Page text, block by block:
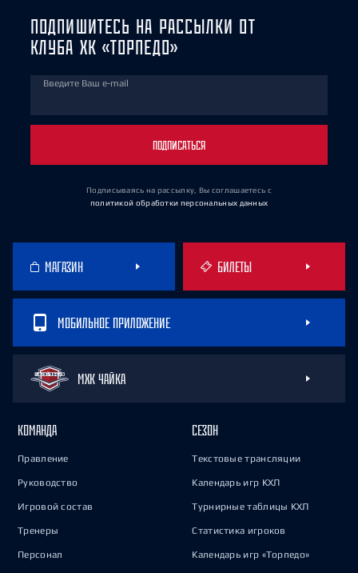
ПОДПИШИТЕСЬ НА РАССЫЛКИ ОТ
КЛУБА ХК «ТОРПЕДО»
Введите Ваш e-mail
ПОДПИСАТЬСЯ
Подписываясь на рассылку, Вы соглашаетесь с
политикой обработки персональных данных
МАГАЗИН БИЛЕТЫ
МОБИЛЬНОЕ ПРИЛОЖЕНИЕ
МХК ЧАЙКА
КОМАНДА
Правление
Руководство
Игровой состав
Тренеры
Персонал
СЕЗОН
Текстовые трансляции
Календарь игр КХЛ
Турнирные таблицы КХЛ
Статистика игроков
Календарь игр «Торпедо»